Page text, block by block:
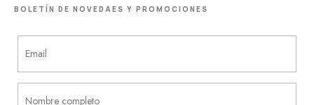
BOLETÍN DE NOVEDAES Y PROMOCIONES